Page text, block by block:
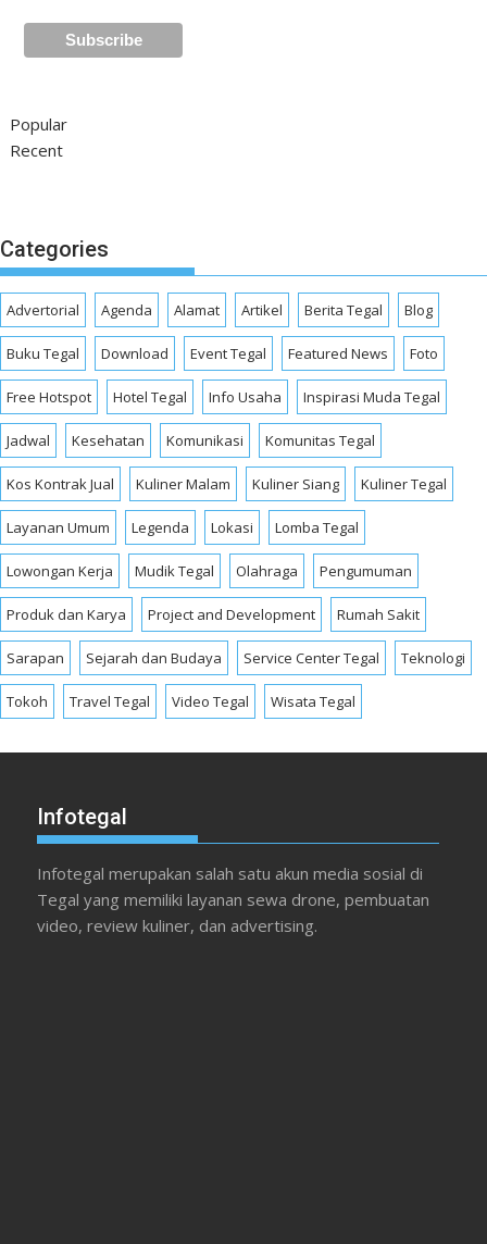
Popular
Recent
Categories
Advertorial Agenda Alamat Artikel Berita Tegal Blog
Buku Tegal Download Event Tegal Featured News Foto
Free Hotspot Hotel Tegal Info Usaha Inspirasi Muda Tegal
Jadwal Kesehatan Komunikasi Komunitas Tegal
Kos Kontrak Jual Kuliner Malam Kuliner Siang Kuliner Tegal
Layanan Umum Legenda Lokasi Lomba Tegal
Lowongan Kerja Mudik Tegal Olahraga Pengumuman
Produk dan Karya Project and Development Rumah Sakit
Sarapan Sejarah dan Budaya Service Center Tegal Teknologi
Tokoh Travel Tegal Video Tegal Wisata Tegal
Infotegal
Infotegal merupakan salah satu akun media sosial di
Tegal yang memiliki layanan sewa drone, pembuatan
video, review kuliner, dan advertising.